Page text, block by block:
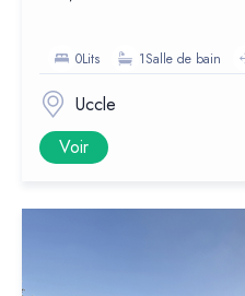
0Lits 1Salle de bain
Uccle
Voir